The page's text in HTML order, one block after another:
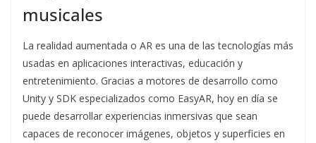
musicales
La realidad aumentada o AR es una de las tecnologías más
usadas en aplicaciones interactivas, educación y
entretenimiento. Gracias a motores de desarrollo como
Unity y SDK especializados como EasyAR, hoy en día se
puede desarrollar experiencias inmersivas que sean
capaces de reconocer imágenes, objetos y superficies en